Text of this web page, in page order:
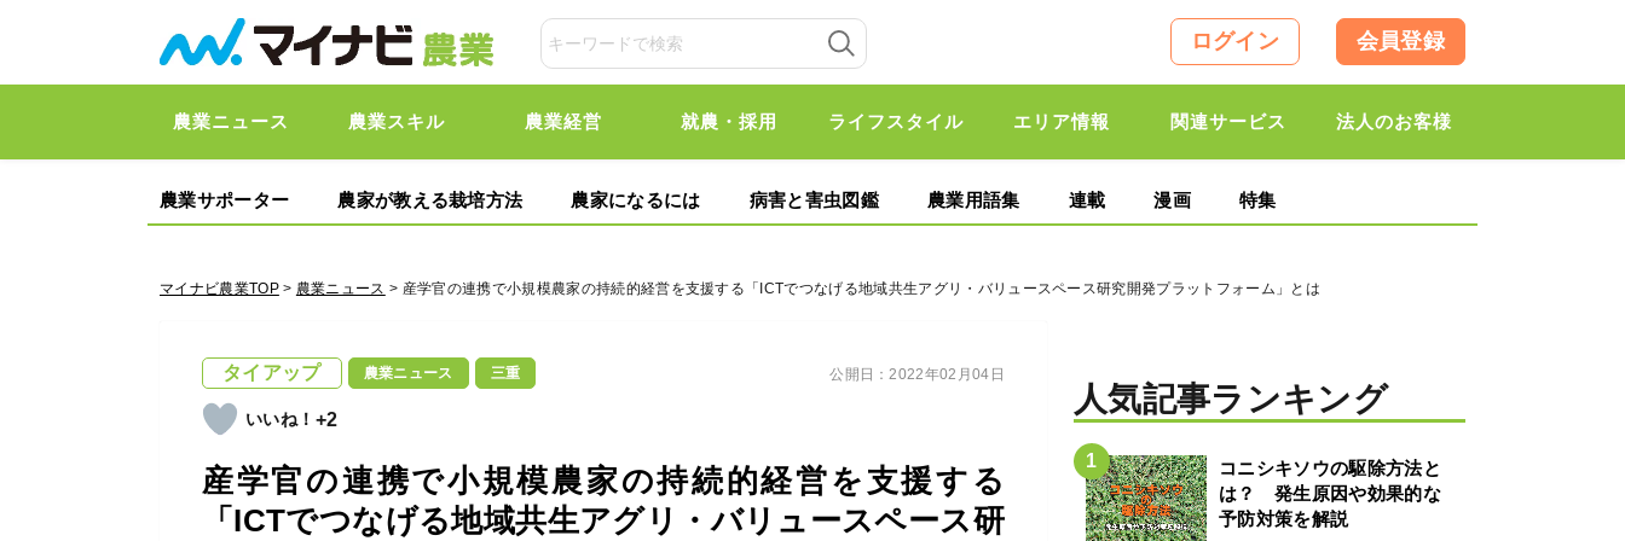
ログイン 会員登録
農業ニュース 農業スキル 農業経営 就農・採用 ライフスタイル エリア情報 関連サービス 法人のお客様
農業サポーター 農家が教える栽培方法 農家になるには 病害と害虫図鑑 農業用語集 連載 漫画 特集
マイナビ農業TOP> 農業ニュース > 産学官の連携で小規模農家の持続的経営を支援する「ICTでつなげる地域共生アグリ・バリュースペース研究開発プラットフォーム」とは
タイアップ 農業ニュース 三重
+2
産学官の連携で小規模農家の持続的経営を支援する
「ICTでつなげる地域共生アグリ・バリュースペース研
公開日：2022年02月04日
人気記事ランキング
コニシキソウの駆除方法と
は？ 発生原因や効果的な
予防対策を解説